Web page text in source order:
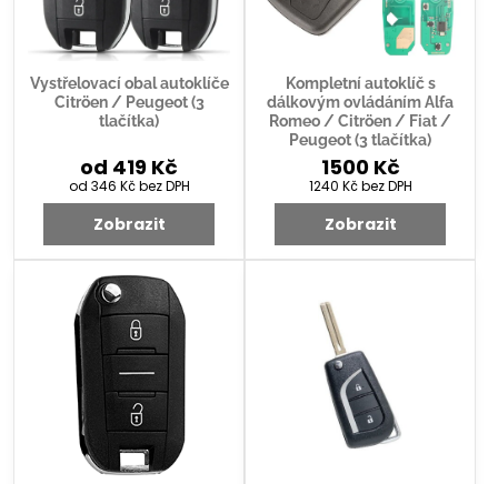
Vystřelovací obal autoklíče
Citröen / Peugeot (3
tlačítka)
od 419 Kč
od 346 Kčbez DPH
Zobrazit
Kompletní autoklíč s
dálkovým ovládáním Alfa
Romeo / Citröen / Fiat /
Peugeot (3 tlačítka)
1500 Kč
1240 Kčbez DPH
Zobrazit